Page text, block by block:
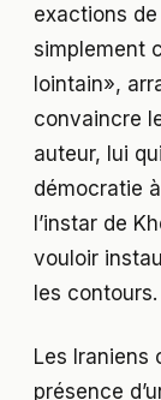
exactions
simplement
lointain»,
convaincre
auteur, lui
démocratie
l’instar de
vouloir
les contours.
Les Iraniens
présence